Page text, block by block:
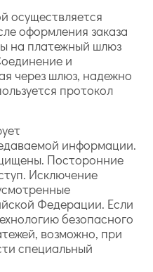
осуществляется
оформления заказа
на платежный шлюз
и
через шлюз, надежно
протокол
информации.
Посторонние
Исключение
Федерации. Если
безопасного
возможно, при
специальный